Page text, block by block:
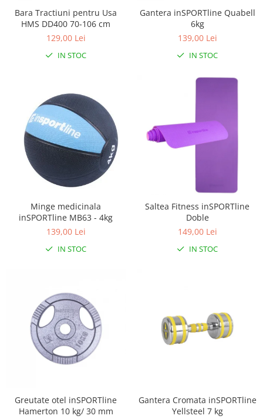
Tensiometre
Termometre camera si baie
Termometre copii si bebe
Bara Tractiuni pentru Usa
HMS DD400 70-106 cm
129,00 Lei
IN STOC
Gantera inSPORTline Quabell
6kg
139,00 Lei
IN STOC
Minge medicinala
inSPORTline MB63 - 4kg
139,00 Lei
IN STOC
Saltea Fitness inSPORTline
Doble
149,00 Lei
IN STOC
Greutate otel inSPORTline
Hamerton 10 kg/ 30 mm
Gantera Cromata inSPORTline
Yellsteel 7 kg